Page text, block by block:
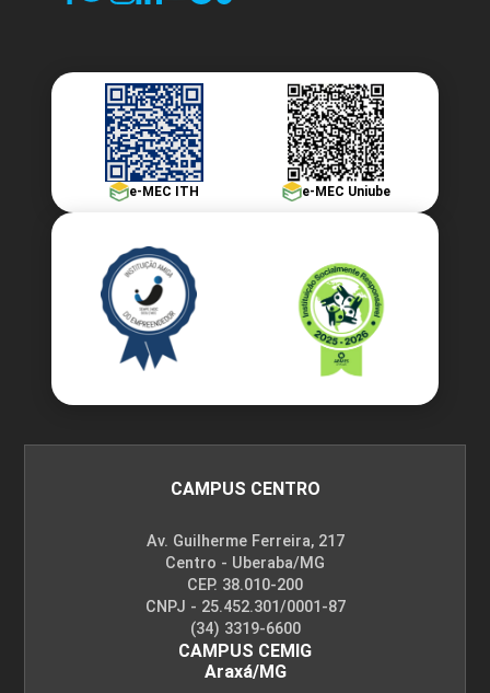
e-MEC ITH e-MEC Uniube
CAMPUS CENTRO
Av. Guilherme Ferreira, 217
Centro - Uberaba/MG
CEP. 38.010-200
CNPJ - 25.452.301/0001-87
(34) 3319-6600
CAMPUS CEMIG
Araxá/MG